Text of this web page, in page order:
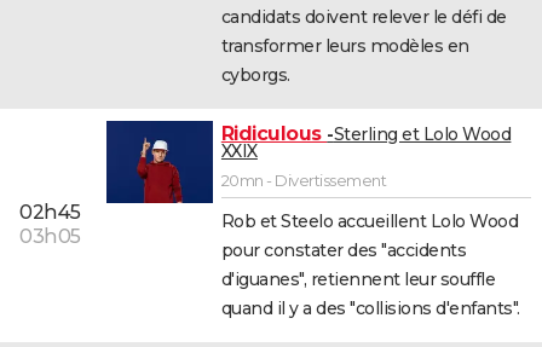
candidats doivent relever le défi de
transformer leurs modèles en
cyborgs.
02h45
03h05
Ridiculous Sterling et Lolo Wood
XXIX
20mn - Divertissement
Rob et Steelo accueillent Lolo Wood
pour constater des "accidents
d'iguanes", retiennent leur souffle
quand il y a des "collisions d'enfants".